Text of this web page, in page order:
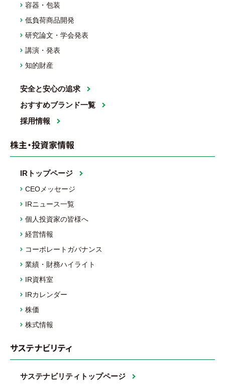
容器・包装
低負荷商品開発
研究論文・学会発表
講演・発表
知的財産
安全と安心の追求
おすすめブランド一覧
採用情報
株主・投資家情報
IRトップページ
CEOメッセージ
IRニュース一覧
個人投資家の皆様へ
経営情報
コーポレートガバナンス
業績・財務ハイライト
IR資料室
IRカレンダー
株価
株式情報
サステナビリティ
サステナビリティトップページ